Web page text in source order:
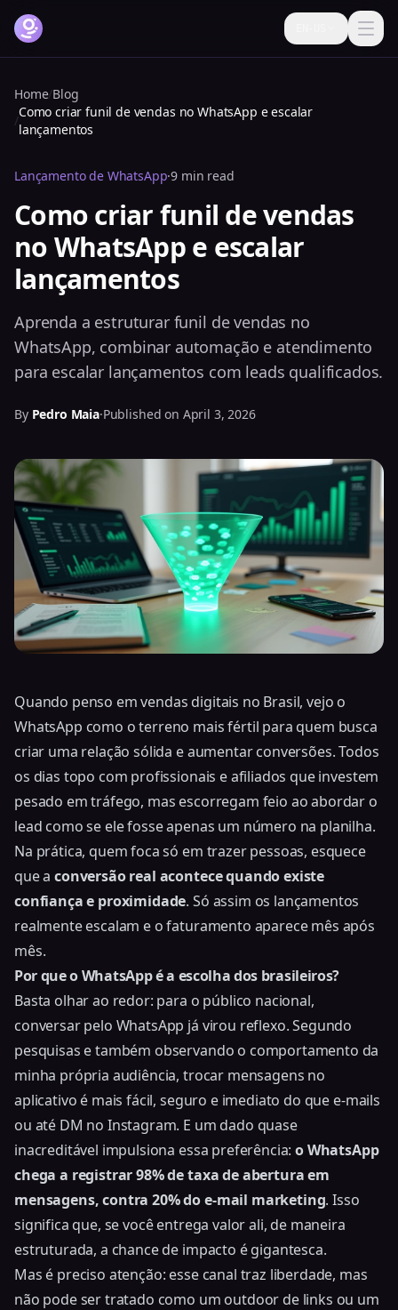
Features
Blog
Help
Login
Try it free now
Home/Blog
/
Como criar funil de vendas no WhatsApp e escalar
lançamentos
Lançamento de WhatsApp·9 min read
Como criar funil de vendas
no WhatsApp e escalar
lançamentos
Aprenda a estruturar funil de vendas no
WhatsApp, combinar automação e atendimento
para escalar lançamentos com leads qualificados.
By Pedro Maia·Published on April 3, 2026
Quando penso em vendas digitais no Brasil, vejo o
WhatsApp como o terreno mais fértil para quem busca
criar uma relação sólida e aumentar conversões. Todos
os dias topo com profissionais e afiliados que investem
pesado em tráfego, mas escorregam feio ao abordar o
lead como se ele fosse apenas um número na planilha.
Na prática, quem foca só em trazer pessoas, esquece
que aconversão real acontece quando existe
confiança e proximidade. Só assim os lançamentos
realmente escalam e o faturamento aparece mês após
mês.
Por que o WhatsApp é a escolha dos brasileiros?
Basta olhar ao redor: para o público nacional,
conversar pelo WhatsApp já virou reflexo. Segundo
pesquisas e também observando o comportamento da
minha própria audiência, trocar mensagens no
aplicativo é mais fácil, seguro e imediato do que e-mails
ou até DM no Instagram. E um dado quase
inacreditável impulsiona essa preferência:o WhatsApp
chega a registrar 98% de taxa de abertura em
mensagens, contra 20% do e-mail marketing. Isso
significa que, se você entrega valor ali, de maneira
estruturada, a chance de impacto é gigantesca.
Mas é preciso atenção: esse canal traz liberdade, mas
não pode ser tratado como um outdoor de links ou um